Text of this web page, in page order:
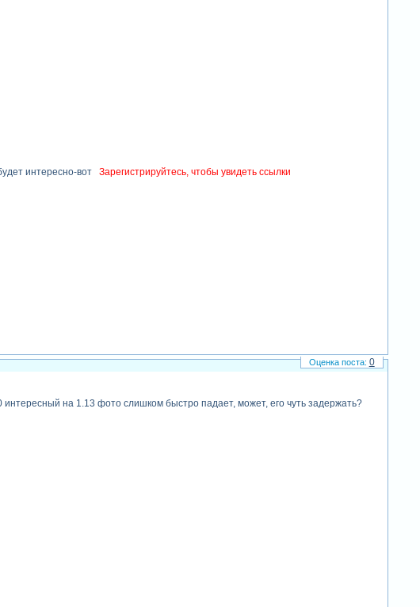
интересно-вот Зарегистрируйтесь, чтобы увидеть ссылки
на 1.13 фото слишком быстро падает, может, его чуть задержать?
0